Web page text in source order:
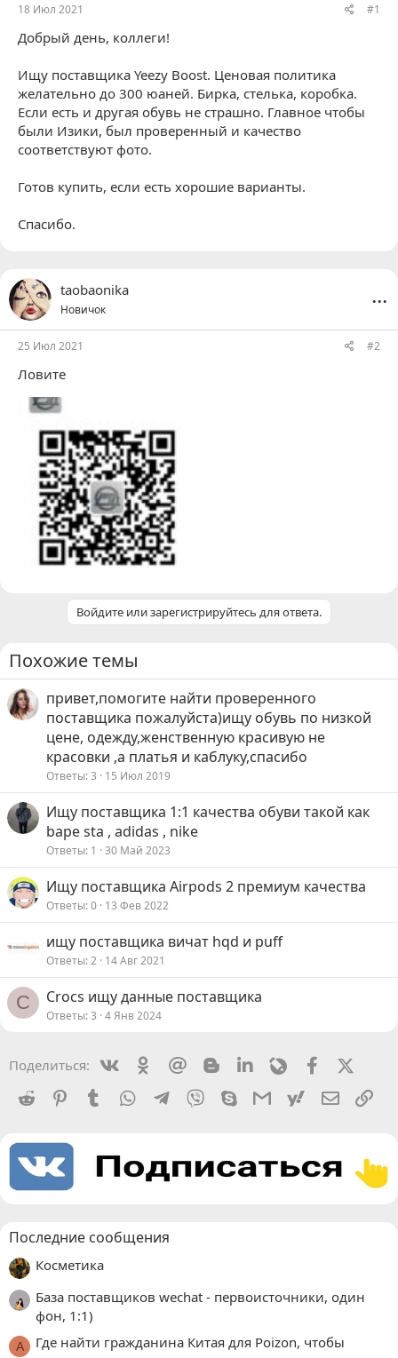
18 Июл 2021 #1
Добрый день, коллеги!
Ищу поставщика Yeezy Boost. Ценовая политика
желательно до 300 юаней. Бирка, стелька, коробка.
Если есть и другая обувь не страшно. Главное чтобы
были Изики, был проверенный и качество
соответствуют фото.
Готов купить, если есть хорошие варианты.
Спасибо.
taobaonika
Новичок
...
25 Июл 2021 #2
Ловите
Войдите или зарегистрируйтесь для ответа.
Похожие темы
привет,помогите найти проверенного
поставщика пожалуйста)ищу обувь по низкой
цене, одежду,женственную красивую не
красовки ,а платья и каблуку,спасибо
Ответы 3 15 Июл 2019
Ищу поставщика 1:1 качества обуви такой как
bape sta , adidas , nike
Ответы 1 30 Май 2023
Ищу поставщика Airpods 2 премиум качества
Ответы 0 13 Фев 2022
ищу поставщика вичат hqd и puff
Ответы 2 14 Авг 2021
С Crocs ищу данные поставщика
Ответы 3 4 Янв 2024
Поделиться: VkontakteOdnoklassniki
Mail.ru BloggerLinkedinLivejournalFacebook
Reddit
PinterestTumblr WhatsAppTelegram
Viber SkypeGmailyahoomail
Последние сообщения
Косметика
База поставщиков wechat - первоисточники, один
фон, 1:1)
A
Где найти гражданина Китая для Poizon, чтобы